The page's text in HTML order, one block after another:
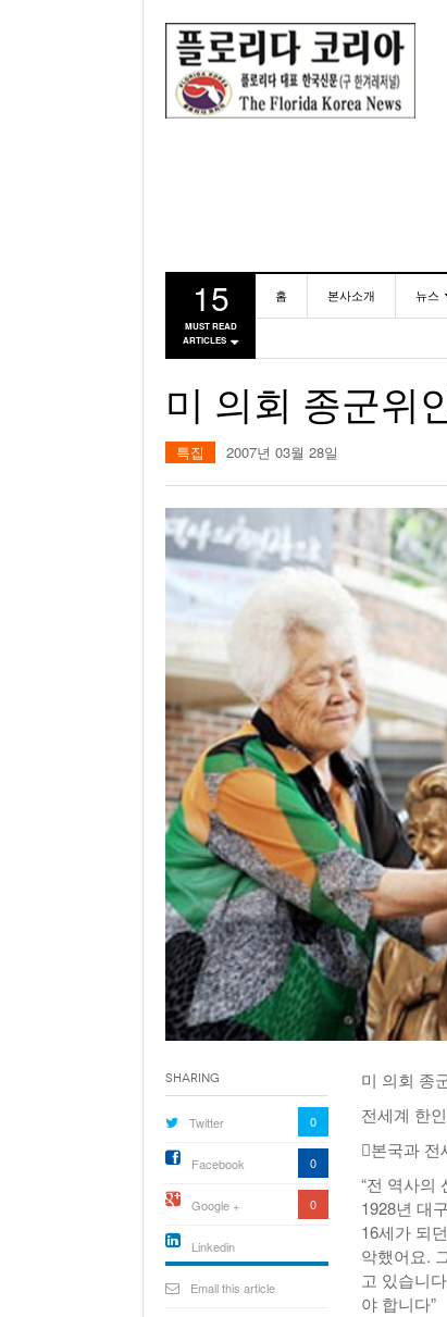
15
MUST READ
ARTICLES
홈 본사소개 뉴스
미 의회 종군위
특집 2007년 03월 28일
미 의회 종
전세계 한
󰡒본국과 전
“전 역사의
1928년 대
16세가 되
악했어요.
고 있습니
야 합니다”
Sharing
Twitter 0
Facebook 0
Google + 0
Linkedin
icon[type=linkedin-bug]
Email this article